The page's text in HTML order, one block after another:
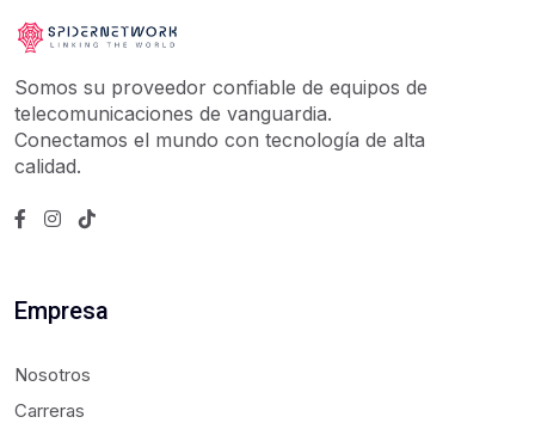
Somos su proveedor confiable de equipos de
telecomunicaciones de vanguardia.
Conectamos el mundo con tecnología de alta
calidad.
Empresa
Nosotros
Carreras